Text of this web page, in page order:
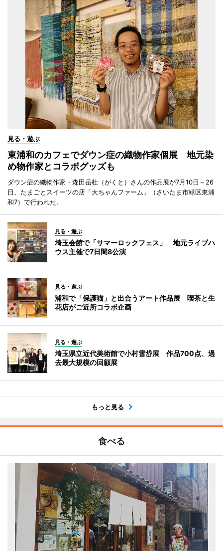
見る・遊ぶ
東浦和のカフェでダウン症の織物作家個展 地元染
め物作家とコラボグッズも
ダウン症の織物作家・森田岳杜（がくと）さんの作品展が7月10日～26
日、たまごとスイーツの店「大ちゃんファーム」（さいたま市緑区東浦
和7）で行われた。
見る・遊ぶ
埼玉会館で「サマーロックフェス」 地元ライブハ
ウス主催で7日間8公演
見る・遊ぶ
浦和で「保護猫」と出合うアート作品展 喫茶と生
花店がご近所コラボ企画
見る・遊ぶ
埼玉県立近代美術館で小村雪岱展 作品700点、過
去最大規模の回顧展
もっと見る
食べる